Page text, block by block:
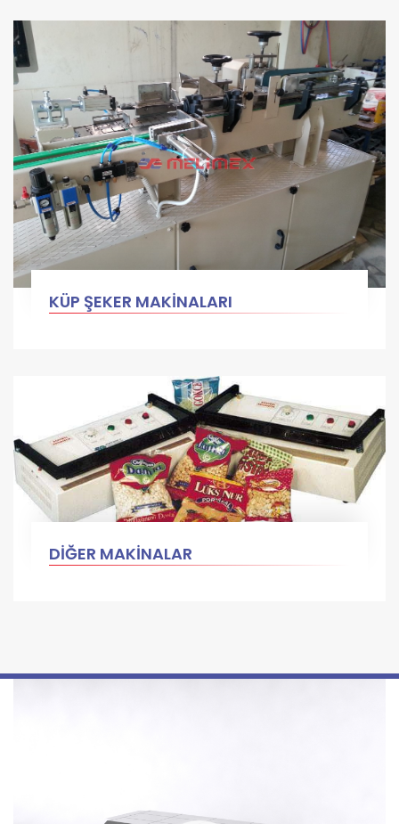
KÜP ŞEKER MAKİNALARI
DİĞER MAKİNALAR